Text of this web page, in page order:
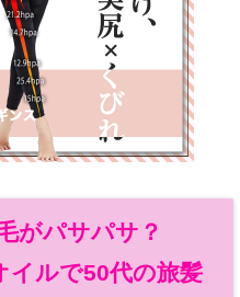
がパサパサ？
イルで50代の旅髪